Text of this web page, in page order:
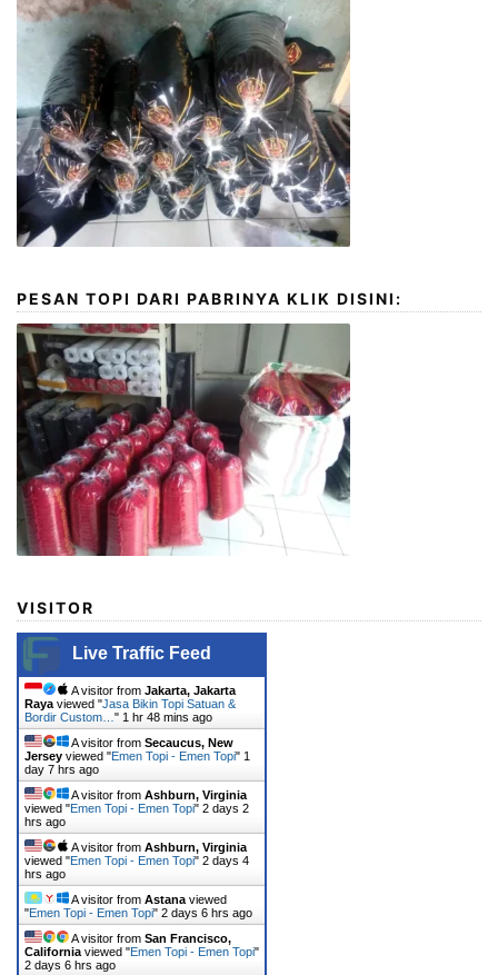
PESAN TOPI DARI PABRINYA KLIK DISINI:
VISITOR
Live Traffic Feed
A visitor from Jakarta, Jakarta
Raya viewed "Jasa Bikin Topi Satuan &
Bordir Custom… " 1 hr 48 mins ago
A visitor from Secaucus, New
Jersey viewed "Emen Topi - Emen Topi" 1
day 7 hrs ago
A visitor from Ashburn, Virginia
viewed "Emen Topi - Emen Topi" 2 days 2
hrs ago
A visitor from Ashburn, Virginia
viewed "Emen Topi - Emen Topi" 2 days 4
hrs ago
A visitor from Astana viewed
"Emen Topi - Emen Topi" 2 days 6 hrs ago
A visitor from San Francisco,
California viewed "Emen Topi - Emen Topi"
2 days 6 hrs ago